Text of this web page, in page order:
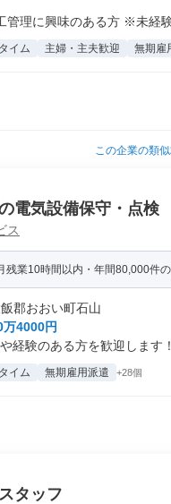
管理に興味のある方 ※未経
イム 主婦・主夫歓迎 無期雇
この企業の類
電気設備保守・点検
ス
残業10時間以内・年間80,000件
郡おおい町石山
4000円
経験のある方を歓迎します
イム 無期雇用派遣 +28個
タッフ